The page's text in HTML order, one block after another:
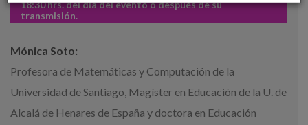
18:30 hrs. del día del evento o después de su
transmisión.
Mónica Soto:
Profesora de Matemáticas y Computación de la
Universidad de Santiago, Magíster en Educación de la U. de
Alcalá de Henares de España y doctora en Educación